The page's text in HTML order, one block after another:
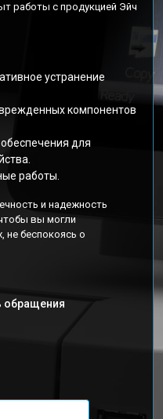
работы с продукцией Эйч
устранение
компонентов
для
работы.
и надежность
вы могли
не беспокоясь о
обращения